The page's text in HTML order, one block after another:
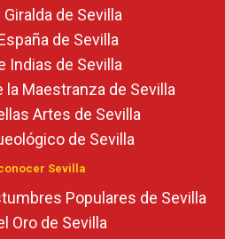
de Sevilla
de Sevilla
Indias de Sevilla
la Maestranza de Sevilla
Artes de Sevilla
de Sevilla
Sevilla
Populares de Sevilla
Oro de Sevilla